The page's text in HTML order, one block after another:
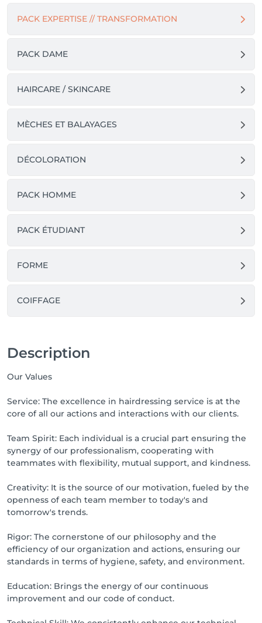
PACK EXPERTISE // TRANSFORMATION
PACK DAME
HAIRCARE / SKINCARE
MÈCHES ET BALAYAGES
DÉCOLORATION
PACK HOMME
PACK ÉTUDIANT
FORME
COIFFAGE
Description
Our Values
Service: The excellence in hairdressing service is at the
core of all our actions and interactions with our clients.
Team Spirit: Each individual is a crucial part ensuring the
synergy of our professionalism, cooperating with
teammates with flexibility, mutual support, and kindness.
Creativity: It is the source of our motivation, fueled by the
openness of each team member to today's and
tomorrow's trends.
Rigor: The cornerstone of our philosophy and the
efficiency of our organization and actions, ensuring our
standards in terms of hygiene, safety, and environment.
Education: Brings the energy of our continuous
improvement and our code of conduct.